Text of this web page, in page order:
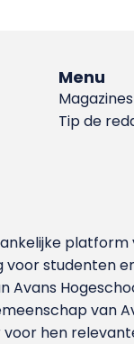
Menu
Magazines
Tip de
platform
voor studenten
Avans
van
voor hen